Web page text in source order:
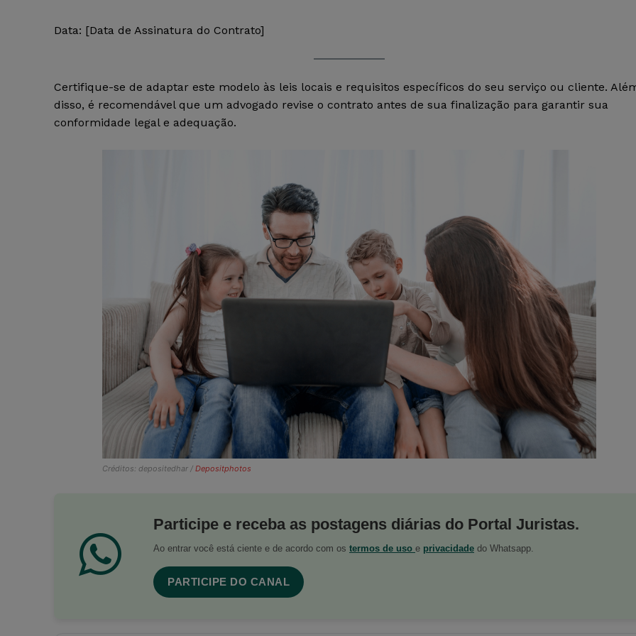
Data: [Data de Assinatura do Contrato]
Certifique-se de adaptar este modelo às leis locais e requisitos específicos do seu serviço ou cliente.
disso, é recomendável que um advogado revise o contrato antes de sua finalização para garantir sua
conformidade legal e adequação.
Créditos: depositedhar /Depositphotos
Participe e receba as postagens diárias do Portal Juristas.
Ao entrar você está ciente e de acordo com os termos de uso e privacidade do Whatsapp.
PARTICIPE DO CANAL